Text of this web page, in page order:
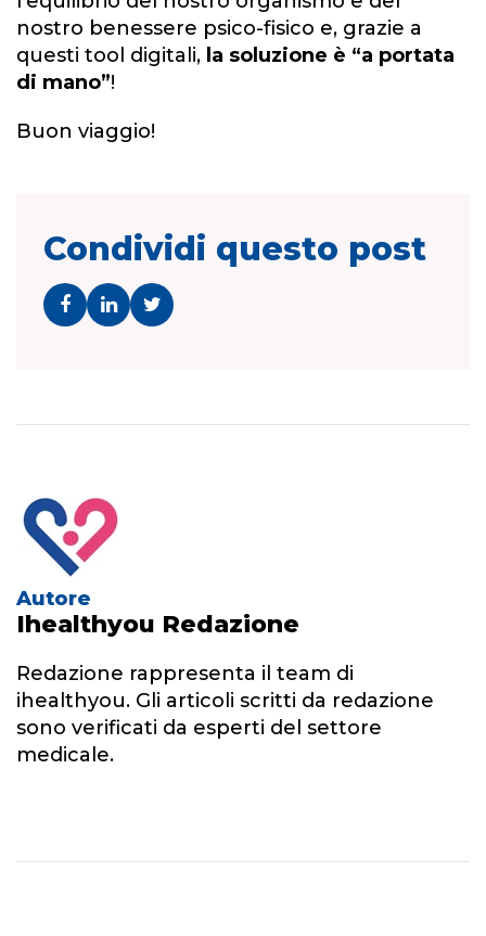
nostro benessere psico-fisico e, grazie a
questi tool digitali, la soluzione è “a portata
di mano”!
Buon viaggio!
Condividi questo post
Autore
Ihealthyou Redazione
Redazione rappresenta il team di
ihealthyou. Gli articoli scritti da redazione
sono verificati da esperti del settore
medicale.